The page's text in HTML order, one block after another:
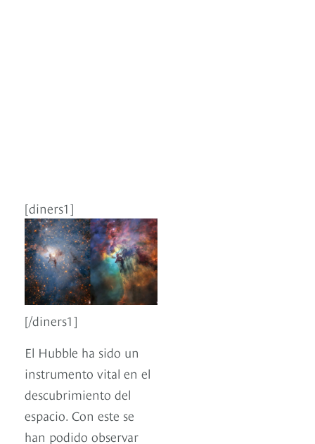
[diners1]
[/diners1]
El Hubble ha sido un
instrumento vital en el
descubrimiento del
espacio. Con este se
han podido observar